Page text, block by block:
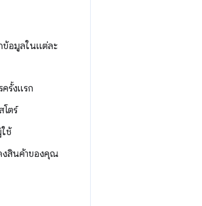
ข้อมูลในแต่ละ
รั้งแรก
ตร์
ช้
งสินค้าของคุณ